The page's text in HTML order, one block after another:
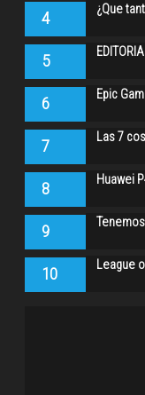
4 ¿Que
5
6 Epic
7 Las 7
8 Huawei
9
10 League